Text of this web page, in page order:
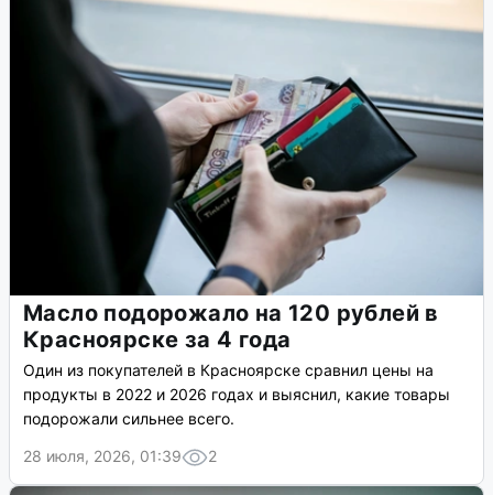
Масло подорожало на 120 рублей в
Красноярске за 4 года
Один из покупателей в Красноярске сравнил цены на
продукты в 2022 и 2026 годах и выяснил, какие товары
подорожали сильнее всего.
28 июля, 2026, 01:39
2